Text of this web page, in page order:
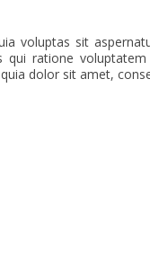
voluptas sit
qui ratione
dolor sit amet,